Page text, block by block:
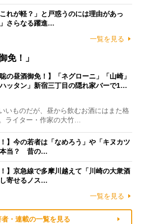
れが軽？」と戸惑うのには理由があっ
さらなる躍進…
一覧を見る
免！」
聡の昼酒御免！】「ネグローニ」「山崎」
ハッタン」新宿三丁目の隠れ家バーで1…
いものだが、昼から飲むお酒にはまた格
ライター・作家の大竹…
】今の若者は「なめろう」や「キヌカツ
本当？ 昔の…
】京急線で多摩川越えて「川崎の大衆酒
寄せるノス…
一覧を見る
者・連載の一覧を見る